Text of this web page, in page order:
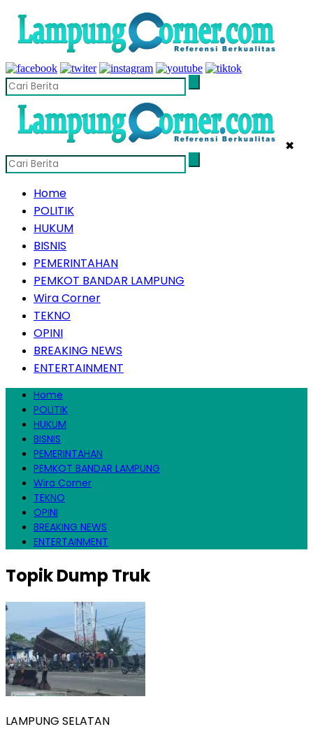
✖
Home
POLITIK
HUKUM
BISNIS
PEMERINTAHAN
PEMKOT BANDAR LAMPUNG
Wira Corner
TEKNO
OPINI
BREAKING NEWS
ENTERTAINMENT
Home
POLITIK
HUKUM
BISNIS
PEMERINTAHAN
PEMKOT BANDAR LAMPUNG
Wira Corner
TEKNO
OPINI
BREAKING NEWS
ENTERTAINMENT
TopikDump Truk
LAMPUNG SELATAN